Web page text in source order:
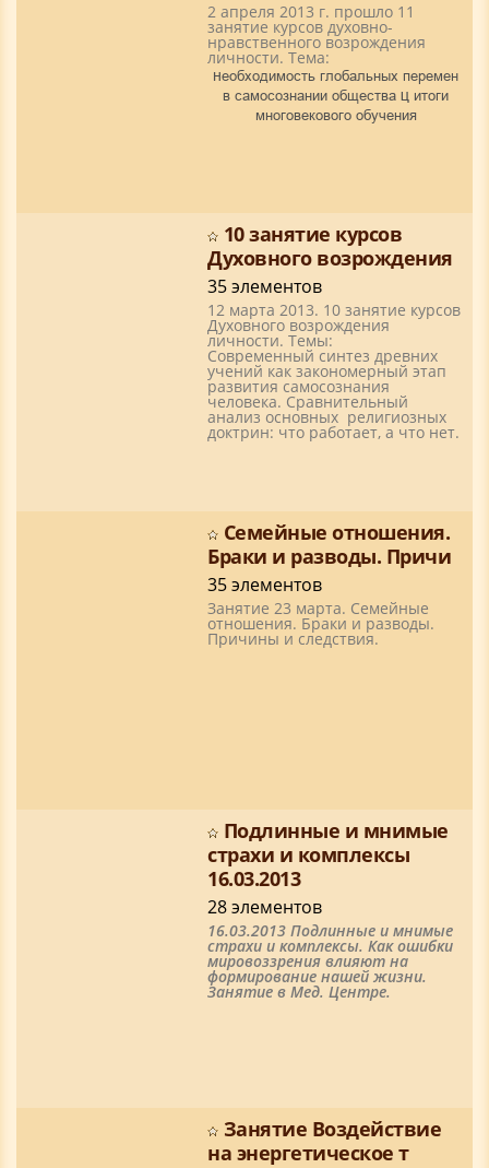
2 апреля 2013 г. прошло 11
занятие курсов духовно-
нравственного возрождения
личности. Тема:
Необходимость глобальных перемен
в самосознании общества – итоги
многовекового обучения
10 занятие курсов
Духовного возрождения
35 элементов
12 марта 2013. 10 занятие курсов
Духовного возрождения
личности. Темы:
Современный синтез древних
учений как закономерный этап
развития самосознания
человека. Сравнительный
анализ основных религиозных
доктрин: что работает, а что нет.
Семейные отношения.
Браки и разводы. Причи
35 элементов
Занятие 23 марта. Семейные
отношения. Браки и разводы.
Причины и следствия.
Подлинные и мнимые
страхи и комплексы
16.03.2013
28 элементов
16.03.2013 Подлинные и мнимые
страхи и комплексы. Как ошибки
мировоззрения влияют на
формирование нашей жизни.
Занятие в Мед. Центре.
Занятие Воздействие
на энергетическое т